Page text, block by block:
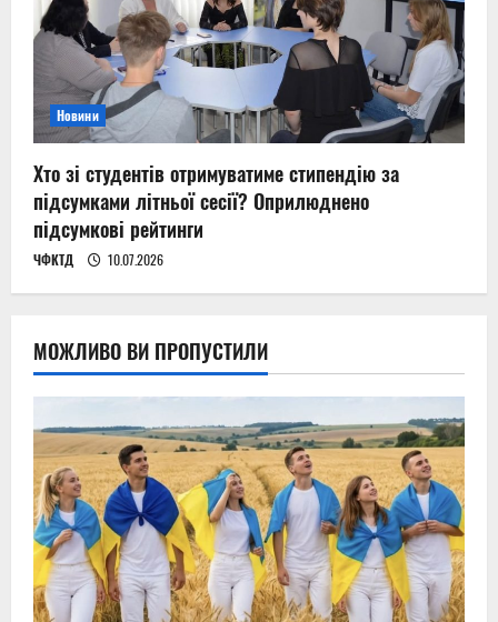
Новини
Хто зі студентів отримуватиме стипендію за
підсумками літньої сесії? Оприлюднено
підсумкові рейтинги
ЧФКТД 10.07.2026
МОЖЛИВО ВИ ПРОПУСТИЛИ